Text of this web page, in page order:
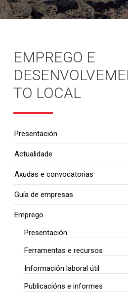
EMPREGO E
TO LOCAL
Presentación
Actualidade
Axudas e convocatorias
Guía de empresas
Emprego
Presentación
Ferramentas e recursos
Información laboral útil
Publicacións e informes